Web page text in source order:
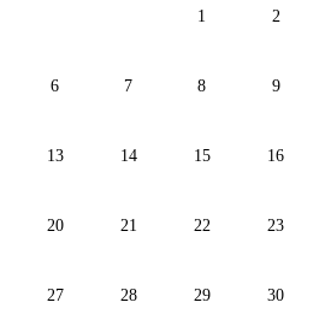
1 2
6 7 8 9
13 14 15 16
20 21 22 23
27 28 29 30